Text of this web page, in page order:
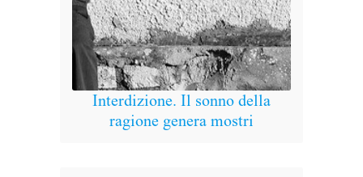
Interdizione. Il sonno della
ragione genera mostri